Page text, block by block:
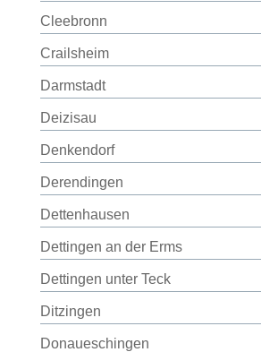
Cleebronn
Crailsheim
Darmstadt
Deizisau
Denkendorf
Derendingen
Dettenhausen
Dettingen an der Erms
Dettingen unter Teck
Ditzingen
Donaueschingen